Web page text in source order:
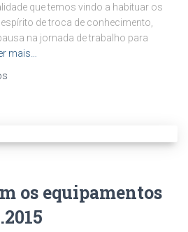
que temos vindo a habituar os
de troca de conhecimento,
na jornada de trabalho para
mais…
os equipamentos